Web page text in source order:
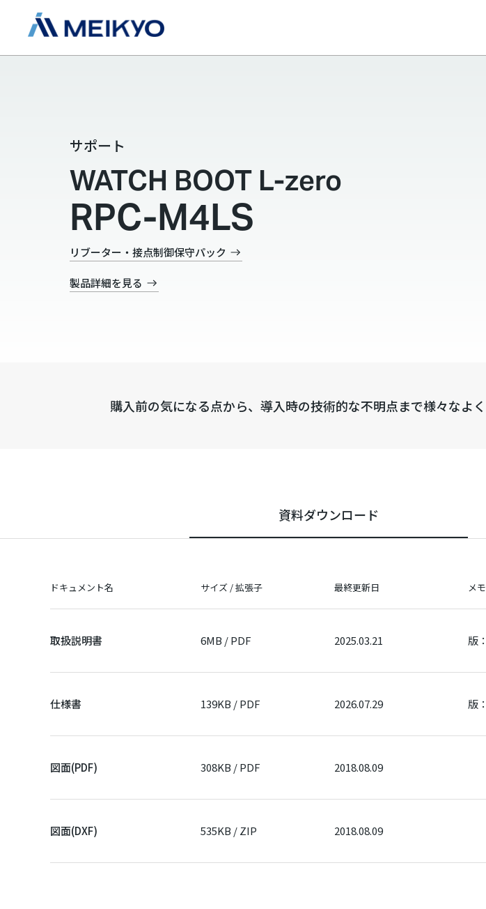
サポート
WATCH BOOT L-zero
RPC-M4LS
リブーター・接点制御保守パック
製品詳細を見る
購入前の気になる点から、導入時の技術的な不明点まで様々なよ
資料ダウンロード
ドキュメント名 サイズ / 拡張子 最終更新日 メモ
取扱説明書 6MB / PDF 2025.03.21 版
仕様書 139KB / PDF 2026.07.29 版
図面(PDF) 308KB / PDF 2018.08.09
図面(DXF) 535KB / ZIP 2018.08.09